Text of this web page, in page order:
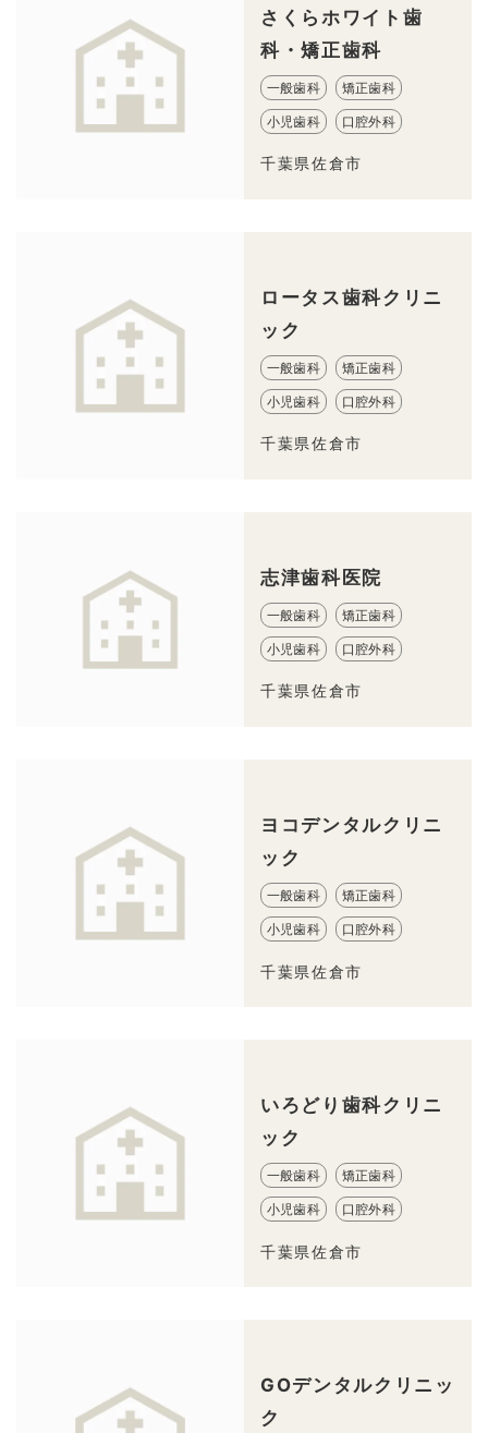
さくらホワイト歯
科・矯正歯科
一般歯科 矯正歯科
小児歯科 口腔外科
千葉県佐倉市
ロータス歯科クリニ
ック
一般歯科 矯正歯科
小児歯科 口腔外科
千葉県佐倉市
志津歯科医院
一般歯科 矯正歯科
小児歯科 口腔外科
千葉県佐倉市
ヨコデンタルクリニ
ック
一般歯科 矯正歯科
小児歯科 口腔外科
千葉県佐倉市
いろどり歯科クリニ
ック
一般歯科 矯正歯科
小児歯科 口腔外科
千葉県佐倉市
GOデンタルクリニッ
ク